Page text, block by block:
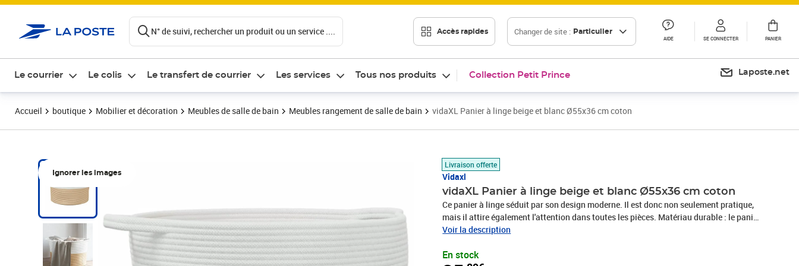
N° de suivi, rechercher un produit ou un service .... Accès rapides Changer de site : Particulier
AIDE SE CONNECTER PANIER
Le courrier Le colis Le transfert de courrier Les services Tous nos produits Collection Petit Prince Laposte.net
Accueil boutique Mobilier et décoration Meubles de salle de bain Meubles rangement de salle de bain vidaXL Panier à linge beige et blanc Ø55x36 cm coton
Ignorer les images
Livraison offerte
Vidaxl
vidaXL Panier à linge beige et blanc Ø55x36 cm coton
Ce panier à linge séduit par son design moderne. Il est donc non seulement pratique,
mais il attire également l'attention dans toutes les pièces. Matériau durable : le panier
de rangement est fabriqué à partir de cordes de coton tissées, connues pour leur
de rangement pliable se range facilement lorsqu'il n'est pas utilisé, ce qui rend le
Voir la description
En stock
Prix 35,89€